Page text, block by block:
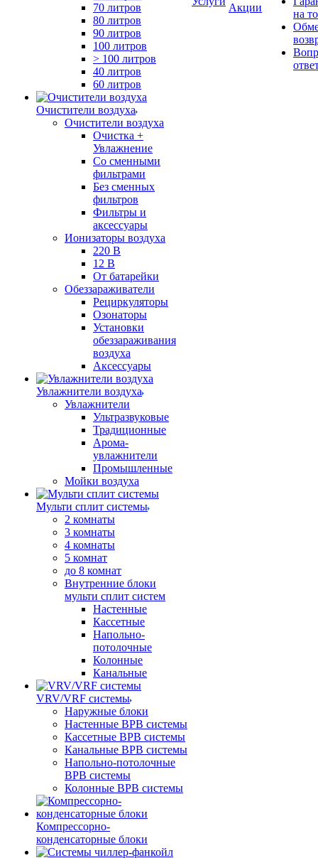
70 литров
80 литров
90 литров
100 литров
> 100 литров
40 литров
60 литров
Очистители воздуха
Очистители воздуха
Очистка +
Увлажнение
Cо сменными
фильтрами
Без сменных
фильтров
Фильтры и
аксессуары
Ионизаторы воздуха
220 В
12 В
От батарейки
Обеззараживатели
Рециркуляторы
Озонаторы
Установки
обеззараживания
воздуха
Аксессуары
Увлажнители воздуха
Увлажнители
Ультразвуковые
Традиционные
Арома-
увлажнители
Промышленные
Мойки воздуха
Мульти сплит системы
2 комнаты
3 комнаты
4 комнаты
5 комнат
до 8 комнат
Внутренние блоки
мульти сплит систем
Настенные
Кассетные
Напольно-
потолочные
Колонные
Канальные
VRV/VRF системы
Наружные блоки
Настенные ВРВ системы
Кассетные ВРВ системы
Канальные ВРВ системы
Напольно-потолочные
ВРВ системы
Колонные ВРВ системы
Компрессорно-
конденсаторные блоки
Акции
на